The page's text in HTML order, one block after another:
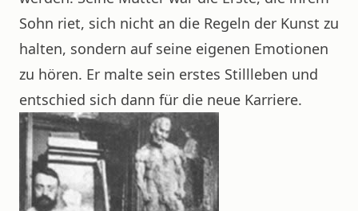
Sohn riet, sich nicht an die Regeln der Kunst zu
halten, sondern auf seine eigenen Emotionen
zu hören. Er malte sein erstes Stillleben und
entschied sich dann für die neue Karriere.